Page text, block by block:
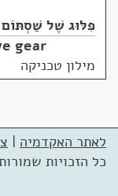
פִּלּוּג שֶׁל שַׁסְתּוֹם
gear
מילון טכניקה
לאתר האקדמיה |
כל הזכויות